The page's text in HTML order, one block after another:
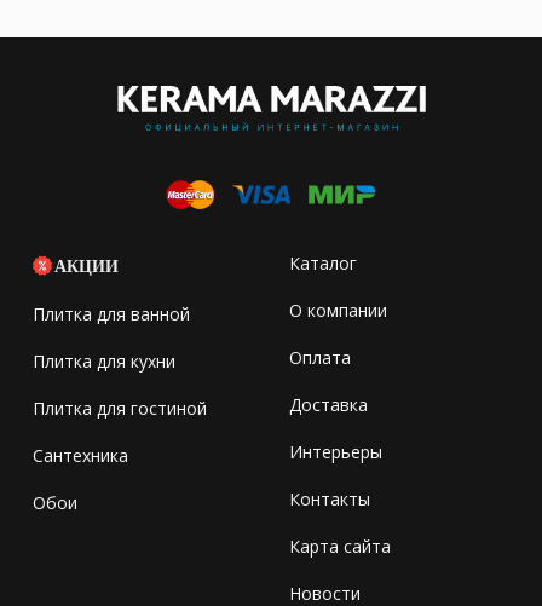
АКЦИИ
Плитка для ванной
Плитка для кухни
Плитка для гостиной
Сантехника
Обои
Каталог
О компании
Оплата
Доставка
Интерьеры
Контакты
Карта сайта
Новости